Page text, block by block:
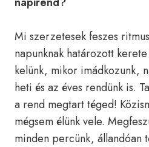
Mi szerzetesek feszes
napunknak határozott
kelünk, mikor imádkozunk,
heti és az éves rendünk is.
a rend megtart téged!
mégsem élünk vele.
minden percünk, állandóan